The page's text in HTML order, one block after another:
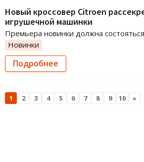
Новый кроссовер Citroen
игрушечной машинки
Премьера новинки должна
Новинки
Подробнее
1 2 3 4 5 6 7 8 9 10 »